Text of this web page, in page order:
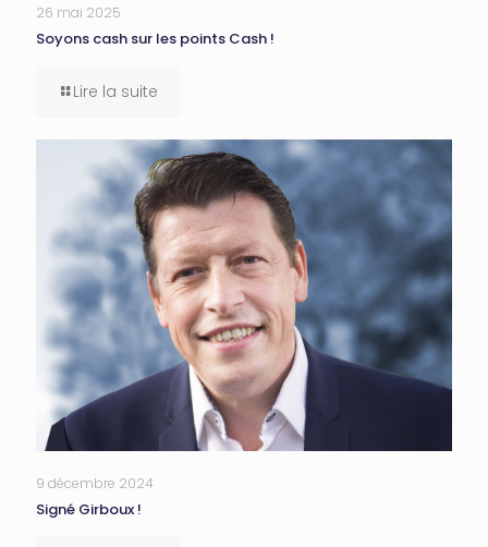
26 mai 2025
Soyons cash sur les points Cash !
Lire la suite
9 décembre 2024
Signé Girboux !